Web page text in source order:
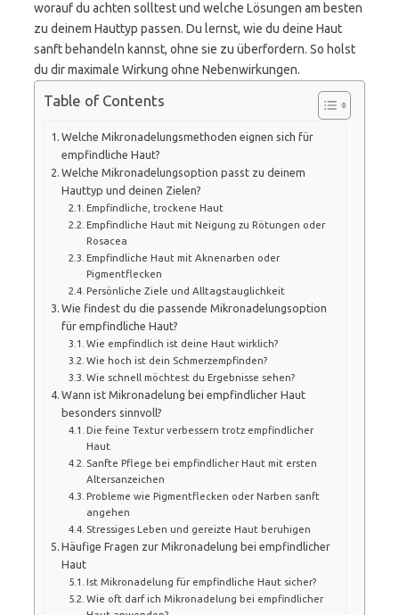
worauf du achten solltest und welche Lösungen am besten
zu deinem Hauttyp passen. Du lernst, wie du deine Haut
sanft behandeln kannst, ohne sie zu überfordern. So holst
du dir maximale Wirkung ohne Nebenwirkungen.
Table of Contents
Welche Mikronadelungsmethoden eignen sich für
empfindliche Haut?
Welche Mikronadelungsoption passt zu deinem
Hauttyp und deinen Zielen?
Empfindliche, trockene Haut
Empfindliche Haut mit Neigung zu Rötungen oder
Rosacea
Empfindliche Haut mit Aknenarben oder
Pigmentflecken
Persönliche Ziele und Alltagstauglichkeit
Wie findest du die passende Mikronadelungsoption
für empfindliche Haut?
Wie empfindlich ist deine Haut wirklich?
Wie hoch ist dein Schmerzempfinden?
Wie schnell möchtest du Ergebnisse sehen?
Wann ist Mikronadelung bei empfindlicher Haut
besonders sinnvoll?
Die feine Textur verbessern trotz empfindlicher
Haut
Sanfte Pflege bei empfindlicher Haut mit ersten
Altersanzeichen
Probleme wie Pigmentflecken oder Narben sanft
angehen
Stressiges Leben und gereizte Haut beruhigen
Häufige Fragen zur Mikronadelung bei empfindlicher
Haut
Ist Mikronadelung für empfindliche Haut sicher?
Wie oft darf ich Mikronadelung bei empfindlicher